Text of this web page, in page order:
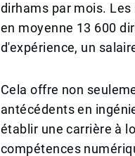
dirhams par mois.
en moyenne 13 600
d'expérience, un
Cela offre non
antécédents en
établir une carrière à
compétences